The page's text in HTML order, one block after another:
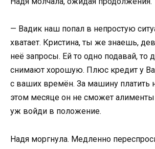
— Вадик наш попал в непростую
хватает. Кристина, ты же знаешь,
неё запросы. Ей то одно подавай, то
снимают хорошую. Плюс кредит у
с ваших времён. За машину платить
этом месяце он не сможет
уж войди в положение.
Надя моргнула. Медленно